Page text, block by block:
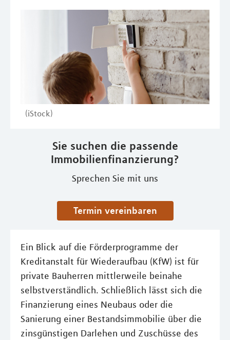
(iStock)
Sie suchen die passende
Immobilienfinanzierung?
Sprechen Sie mit uns
Termin vereinbaren
Ein Blick auf die Förderprogramme der
Kreditanstalt für Wiederaufbau (KfW) ist für
private Bauherren mittlerweile beinahe
selbstverständlich. Schließlich lässt sich die
Finanzierung eines Neubaus oder die
Sanierung einer Bestandsimmobilie über die
zinsgünstigen Darlehen und Zuschüsse des